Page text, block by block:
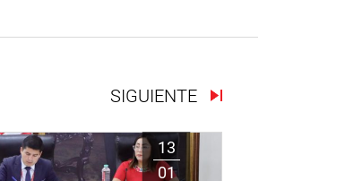
SIGUIENTE
13
01